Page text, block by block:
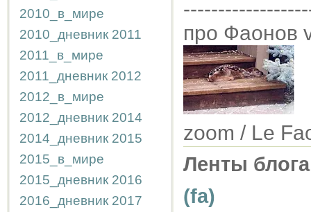
2010_в_мире
2010_дневник 2011
2011_в_мире
2011_дневник 2012
2012_в_мире
2012_дневник 2014
2014_дневник 2015
2015_в_мире
2015_дневник 2016
2016_дневник 2017
про Фаонов
zoom / Le
Ленты
(fa)